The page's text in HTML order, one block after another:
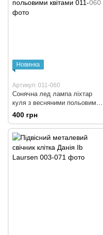
Новинка
Артикул: 011-060
Сонячна лед лампа ліхтар
куля з весняними польовими
квітами
400 грн